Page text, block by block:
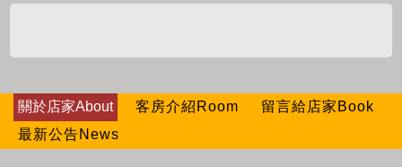
關於店家About 客房介紹Room
留言給店家Book
最新公告News